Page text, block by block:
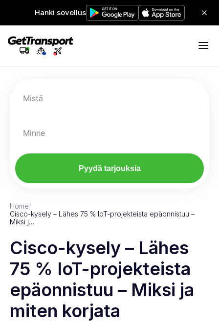
Hanki sovellus
Mistä
Minne
Pyydä tarjouksia
Home/
Cisco-kysely – Lähes 75 % IoT-projekteista epäonnistuu –
Miksi j…
Cisco-kysely – Lähes
75 % IoT-projekteista
epäonnistuu – Miksi ja
miten korjata